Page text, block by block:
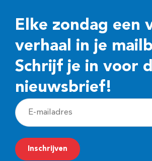
Elke zondag een
verhaal in je
Schrijf je in voor
nieuwsbrief!
E
-
m
a
Inschrijven